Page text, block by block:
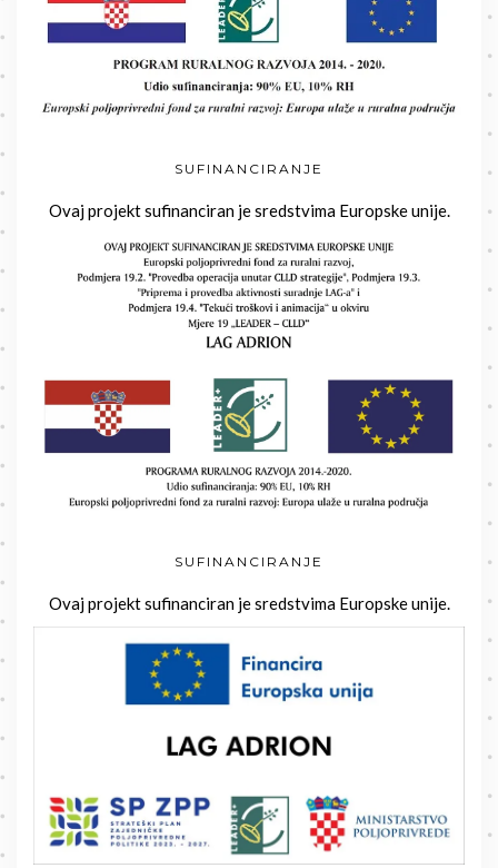
SUFINANCIRANJE
Ovaj projekt sufinanciran je sredstvima Europske unije.
SUFINANCIRANJE
Ovaj projekt sufinanciran je sredstvima Europske unije.